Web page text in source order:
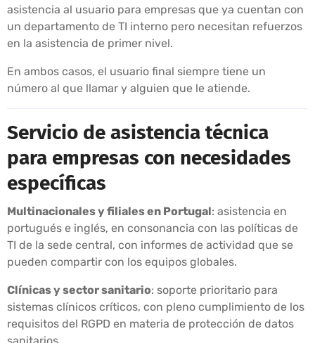
asistencia al usuario para empresas que ya cuentan con
un departamento de TI interno pero necesitan refuerzos
en la asistencia de primer nivel.
En ambos casos, el usuario final siempre tiene un
número al que llamar y alguien que le atiende.
Servicio de asistencia técnica
para empresas con necesidades
específicas
Multinacionales y filiales en Portugal: asistencia en
portugués e inglés, en consonancia con las políticas de
TI de la sede central, con informes de actividad que se
pueden compartir con los equipos globales.
Clínicas y sector sanitario: soporte prioritario para
sistemas clínicos críticos, con pleno cumplimiento de los
requisitos del RGPD en materia de protección de datos